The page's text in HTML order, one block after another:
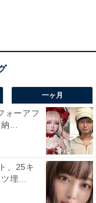
一ヶ月
ォーアフ
...
、25キ
埋...